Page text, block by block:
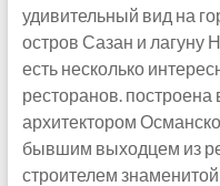
удивительный вид на
остров Сазан и лагуну
есть несколько
ресторанов. построена
архитектором
бывшим выходцем из
строителем